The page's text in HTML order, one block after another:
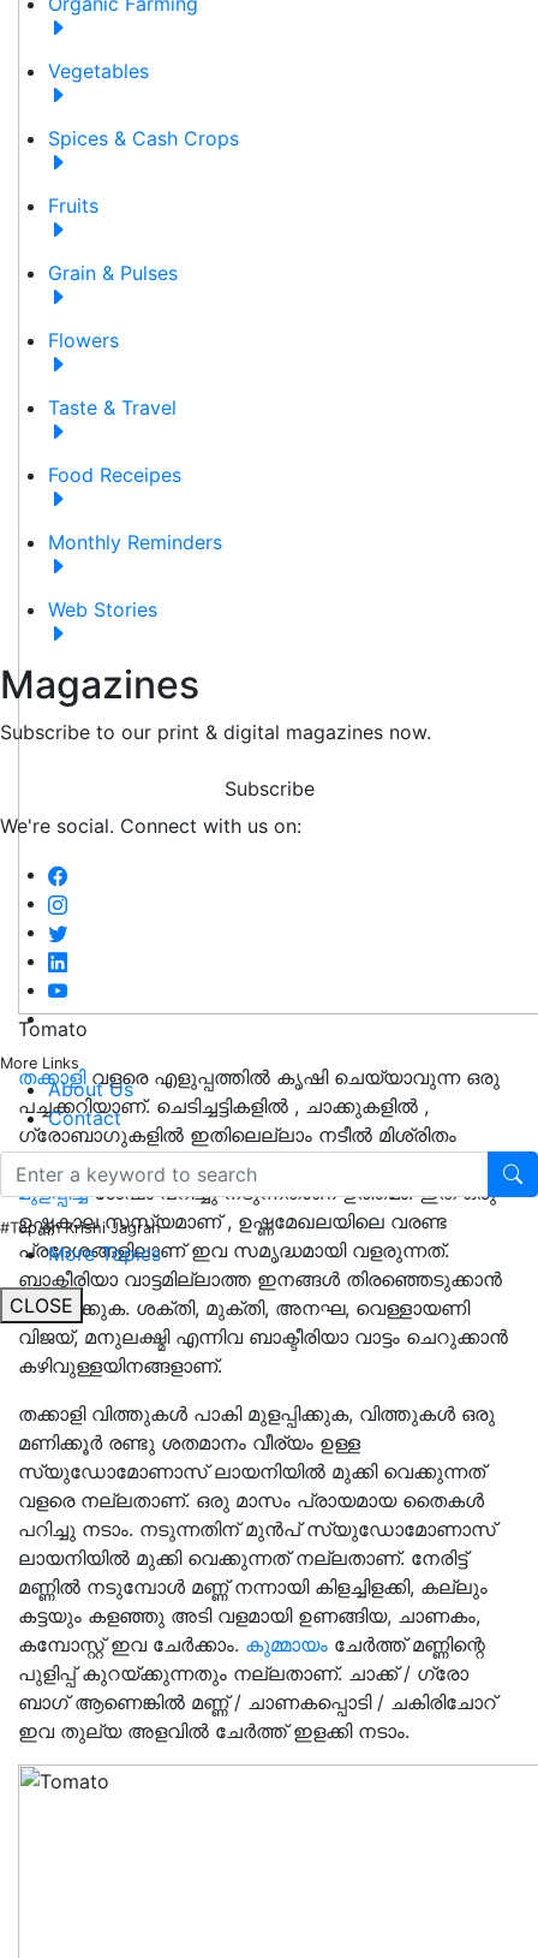
Vegetables
Spices & Cash Crops
Fruits
Grain & Pulses
Flowers
Taste & Travel
Food Receipes
Monthly Reminders
Web Stories
Magazines
Subscribe to our print & digital magazines now.
Subscribe
We're social. Connect with us on:
More Links
About Us
Contact
#Top on Krishi Jagran
More Topics
CLOSE
Tomato
തക്കാളിവളരെ എളുപ്പത്തില്‍ കൃഷി ചെയ്യാവുന്ന ഒരു
പച്ചക്കറിയാണ്. ചെടിച്ചട്ടികളില്‍ , ചാക്കുകളില്‍ ,
ഗ്രോബാഗുകളില്‍ ഇതിലെല്ലാം നടീല്‍ മിശ്രിതം
നിറച്ചശേഷം തൈകള്‍ പറിച്ചു നടാം.
മുളപ്പിച്ചശേഷം പറിച്ചു നടുന്നതാണ് ഉത്തമം. ഇത് ഒരു
ഉഷ്ണകാല സസ്യമാണ് , ഉഷ്ണമേഖലയിലെ വരണ്ട
പ്രദേശങ്ങളിലാണ് ഇവ സമൃദ്ധമായി വളരുന്നത്.
ബാക്ടീരിയാ വാട്ടമില്ലാത്ത ഇനങ്ങള്‍ തിരഞ്ഞെടുക്കാന്‍
ശ്രദ്ധിക്കുക. ശക്തി, മുക്തി, അനഘ, വെള്ളായണി
വിജയ്, മനുലക്ഷ്മി എന്നിവ ബാക്ടീരിയാ വാട്ടം ചെറുക്കാന്‍
കഴിവുള്ളയിനങ്ങളാണ്.
തക്കാളി വിത്തുകള്‍ പാകി മുളപ്പിക്കുക, വിത്തുകള്‍ ഒരു
മണിക്കൂര്‍ രണ്ടു ശതമാനം വീര്യം ഉള്ള
സ്യുഡോമോണാസ് ലായനിയില്‍ മുക്കി വെക്കുന്നത്
വളരെ നല്ലതാണ്. ഒരു മാസം പ്രായമായ തൈകള്‍
പറിച്ചു നടാം. നടുന്നതിന് മുന്‍പ് സ്യുഡോമോണാസ്
ലായനിയില്‍ മുക്കി വെക്കുന്നത് നല്ലതാണ്. നേരിട്ട്
മണ്ണില്‍ നടുമ്പോള്‍ മണ്ണ് നന്നായി കിളച്ചിളക്കി, കല്ലും
കട്ടയും കളഞ്ഞു അടി വളമായി ഉണങ്ങിയ, ചാണകം,
കമ്പോസ്റ്റ് ഇവ ചേര്‍ക്കാം. കുമ്മായം ചേര്‍ത്ത് മണ്ണിന്റെ
പുളിപ്പ് കുറയ്ക്കുന്നതും നല്ലതാണ്. ചാക്ക് / ഗ്രോ
ബാഗ് ആണെങ്കില്‍ മണ്ണ് / ചാണകപ്പൊടി / ചകിരിചോറ്
ഇവ തുല്യ അളവില്‍ ചേര്‍ത്ത് ഇളക്കി നടാം.